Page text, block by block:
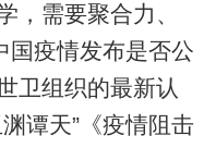
，需要聚合力、
国疫情发布是否公
卫组织的最新认
谭天”《疫情阻击